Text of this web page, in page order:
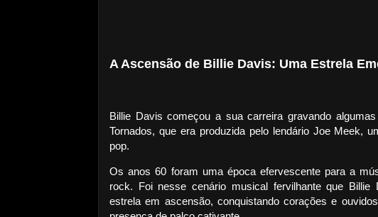
A Ascensão de Billie Davis: Uma Estrela
Billie Davis começou a sua carreira gravando
Tornados, que era produzida pelo lendário Joe Meek,
pop.
Os anos 60 foram uma época efervescente para a
rock. Foi nesse cenário musical fervilhante que Billie
estrela em ascensão, conquistando corações e